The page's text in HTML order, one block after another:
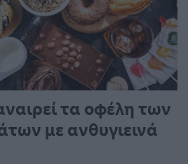
τα οφέλη των
με ανθυγιεινά